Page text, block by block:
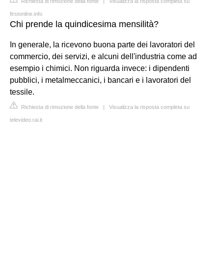
firstonline.info
Chi prende la quindicesima mensilità?
In generale, la ricevono buona parte dei lavoratori del
commercio, dei servizi, e alcuni dell'industria come ad
esempio i chimici. Non riguarda invece: i dipendenti
pubblici, i metalmeccanici, i bancari e i lavoratori del
tessile.
Richiesta di rimozione della fonte | Visualizza la risposta completa su
televideo.rai.it